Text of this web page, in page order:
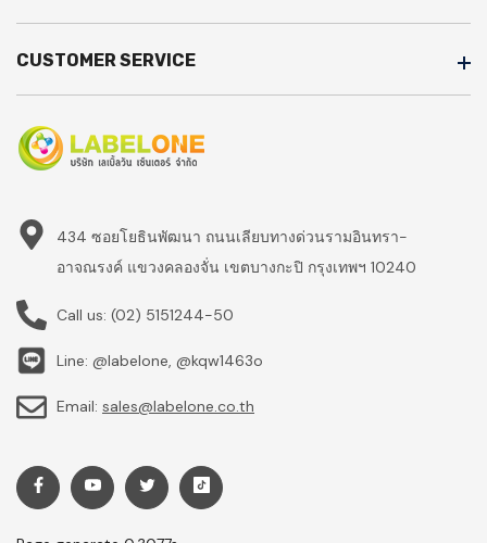
CUSTOMER SERVICE
434 ซอยโยธินพัฒนา ถนนเลียบทางด่วนรามอินทรา-
อาจณรงค์ แขวงคลองจั่น เขตบางกะปิ กรุงเทพฯ 10240
Call us: (02) 5151244-50
Line: @labelone, @kqw1463o
Email: sales@labelone.co.th